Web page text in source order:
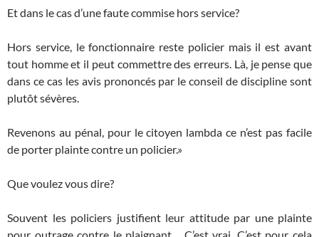
Et dans le cas d’une faute commise hors service?
Hors service, le fonctionnaire reste policier mais il est avant
tout homme et il peut commettre des erreurs. Là, je pense que
dans ce cas les avis prononcés par le conseil de discipline sont
plutôt sévères.
Revenons au pénal, pour le citoyen lambda ce n’est pas facile
de porter plainte contre un policier.»
Que voulez vous dire?
Souvent les policiers justifient leur attitude par une plainte